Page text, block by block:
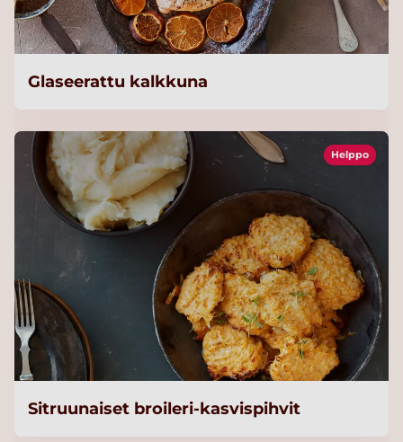
Glaseerattu kalkkuna
Helppo
Sitruunaiset broileri-kasvispihvit